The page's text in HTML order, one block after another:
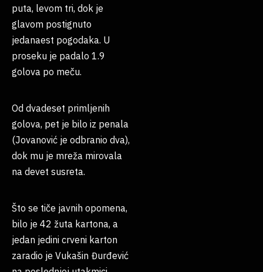
puta, levom tri, dok je
glavom postignuto
jedanaest pogodaka. U
proseku je padalo 1.9
golova po meču.
Od dvadeset primljenih
golova, pet je bilo iz penala
(Jovanović je odbranio dva),
dok mu je mreža mirovala
na devet susreta.
Što se tiče javnih opomena,
bilo je 42 žuta kartona, a
jedan jedini crveni karton
zaradio je Vukašin Đurđević